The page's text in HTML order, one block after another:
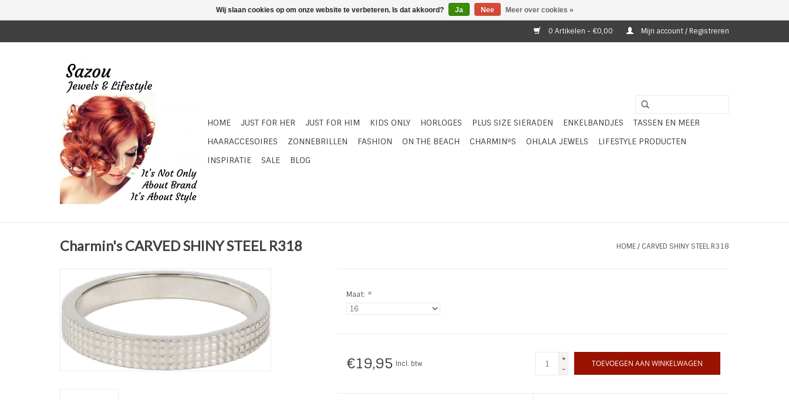
0 Artikelen - €0,00 Mijn account / Registreren
HOME JUST FOR HER JUST FOR HIM KIDS ONLY HORLOGES PLUS SIZE SIERADEN ENKELBANDJES
TASSEN EN MEER
HAARACCESOIRES
ZONNEBRILLEN FASHION ON THE BEACH CHARMIN*S OHLALA JEWELS
LIFESTYLE PRODUCTEN
INSPIRATIE
SALE BLOG
Charmin's CARVED SHINY STEEL R318 HOME/ CARVED SHINY STEEL R318
Maat: *
€19,95 Incl. btw
+
-
TOEVOEGEN AAN WINKELWAGEN
Wij slaan cookies op om onze website te verbeteren. Is dat akkoord? Ja Nee Meer over cookies »